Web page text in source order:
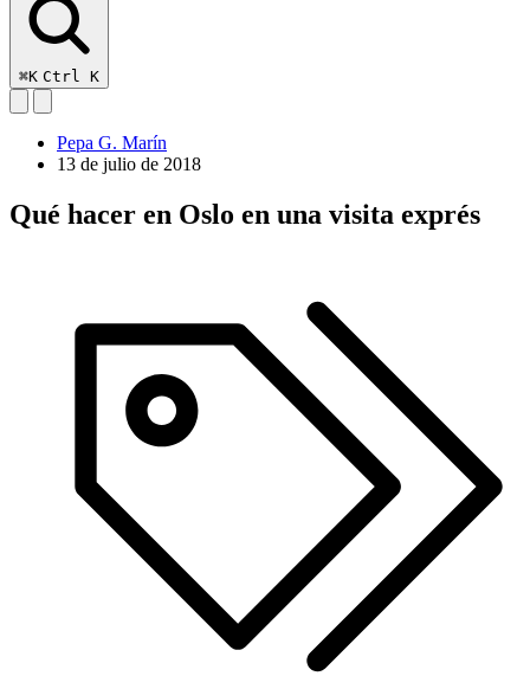
⌘K Ctrl K
Pepa G. Marín
13 de julio de 2018
Qué hacer en Oslo en una visita exprés